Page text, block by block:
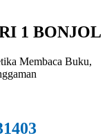
1 BONJOL
Membaca Buku,